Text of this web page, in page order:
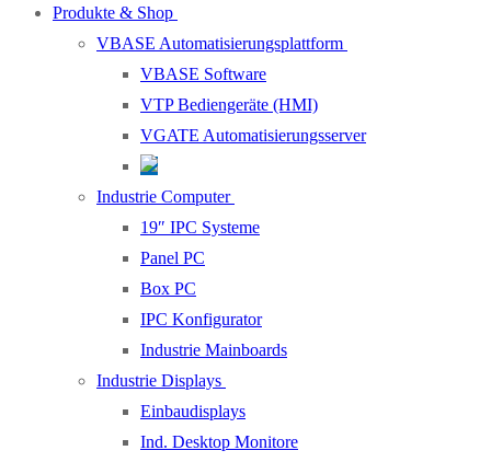
Produkte & Shop
VBASE Automatisierungsplattform
VBASE Software
VTP Bediengeräte (HMI)
VGATE Automatisierungsserver
Industrie Computer
19″ IPC Systeme
Panel PC
Box PC
IPC Konfigurator
Industrie Mainboards
Industrie Displays
Einbaudisplays
Ind. Desktop Monitore